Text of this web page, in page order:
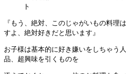
『もう、絶対、このじゃがいもの料理
すよ、絶対好きだと思います』
お子様は基本的に好き嫌いをしちゃう
品、超興味を引くものを